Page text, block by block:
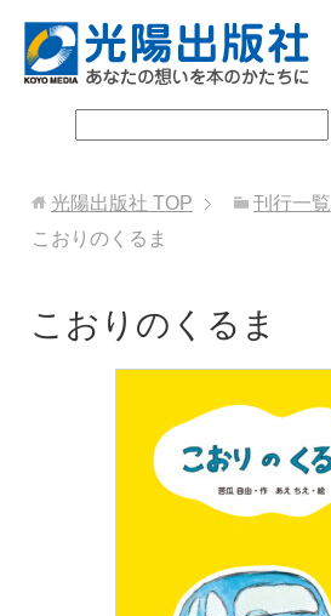
光陽出版社 TOP
刊行一覧
こおりのくるま
こおりのくるま